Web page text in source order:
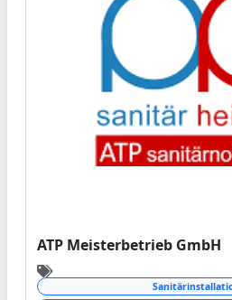
ATP Meisterbetrieb GmbH